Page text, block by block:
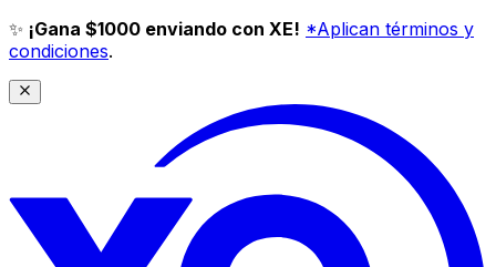
✨ ¡Gana $1000 enviando con XE! *Aplican términos y
condiciones.